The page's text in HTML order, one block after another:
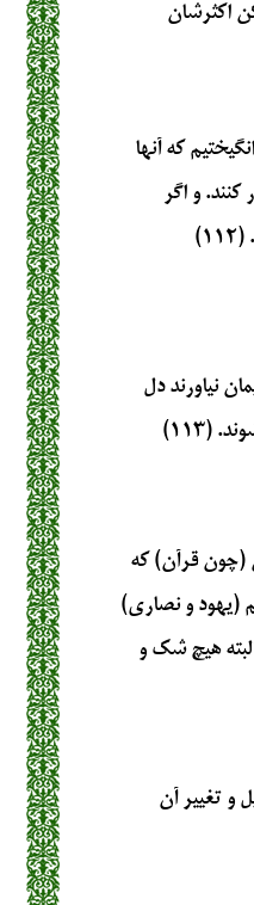
اکثرشان
که آنها
و اگر
نیاورند دل
(۱۱۳)
(چون قرآن) که
(یهود و نصاری)
هیچ شک و
و تغییر آن